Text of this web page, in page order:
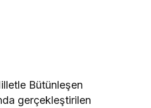
Bütünleşen
gerçekleştirilen